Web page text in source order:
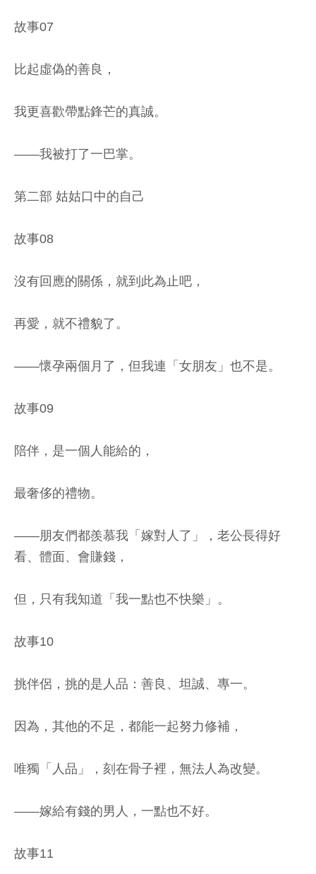
故事07
比起虛偽的善良，
我更喜歡帶點鋒芒的真誠。
——我被打了一巴掌。
第二部 姑姑口中的自己
故事08
沒有回應的關係，就到此為止吧，
再愛，就不禮貌了。
——懷孕兩個月了，但我連「女朋友」也不是。
故事09
陪伴，是一個人能給的，
最奢侈的禮物。
——朋友們都羨慕我「嫁對人了」，老公長得好
看、體面、會賺錢，
但，只有我知道「我一點也不快樂」。
故事10
挑伴侶，挑的是人品：善良、坦誠、專一。
因為，其他的不足，都能一起努力修補，
唯獨「人品」，刻在骨子裡，無法人為改變。
——嫁給有錢的男人，一點也不好。
故事11